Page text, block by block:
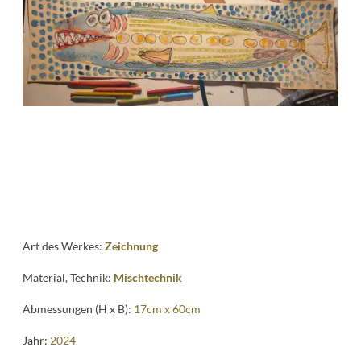
Vita
News
Art des Werkes:Zeichnung
Material, Technik: Mischtechnik
Abmessungen (H x B): 17cm x 60cm
Jahr: 2024